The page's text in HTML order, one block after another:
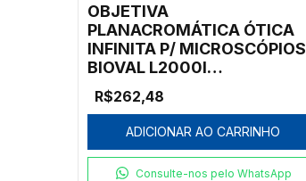
OBJETIVA
PLANACROMÁTICA ÓTICA
INFINITA P/ MICROSCÓPIOS
BIOVAL L2000I
4X/0.13/0.17/WD12.31
R$262,48
ADICIONAR AO CARRINHO
Consulte-nos pelo WhatsApp